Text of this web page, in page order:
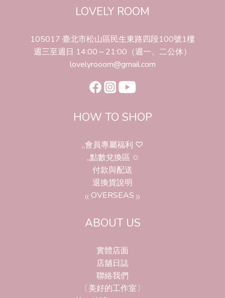
LOVELY ROOM
105017 臺北市松山區民生東路四段100號1樓
週三至週日 14:00～21:00（週一、二公休）
lovelyrooom@gmail.com
HOW TO SHOP
,,會員專屬福利 ♡
,,點數兌換區 ✩
付款與配送
退換貨說明
₍₍ OVERSEAS ₎₎
ABOUT US
實體店面
店舖日誌
聯絡我們
〔美好的工作室〕